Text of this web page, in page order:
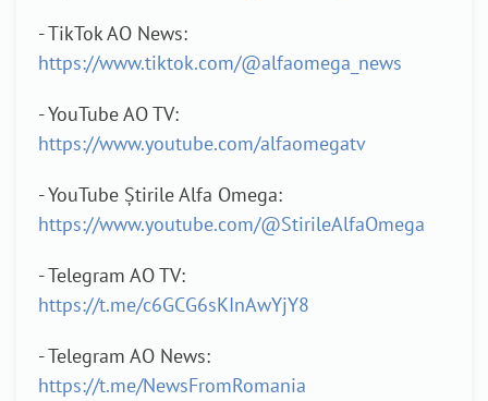
- TikTok AO News:
https://www.tiktok.com/@alfaomega_news
- YouTube AO TV:
https://www.youtube.com/alfaomegatv
- YouTube Știrile Alfa Omega:
https://www.youtube.com/@StirileAlfaOmega
- Telegram AO TV:
https://t.me/c6GCG6sKInAwYjY8
- Telegram AO News:
https://t.me/NewsFromRomania